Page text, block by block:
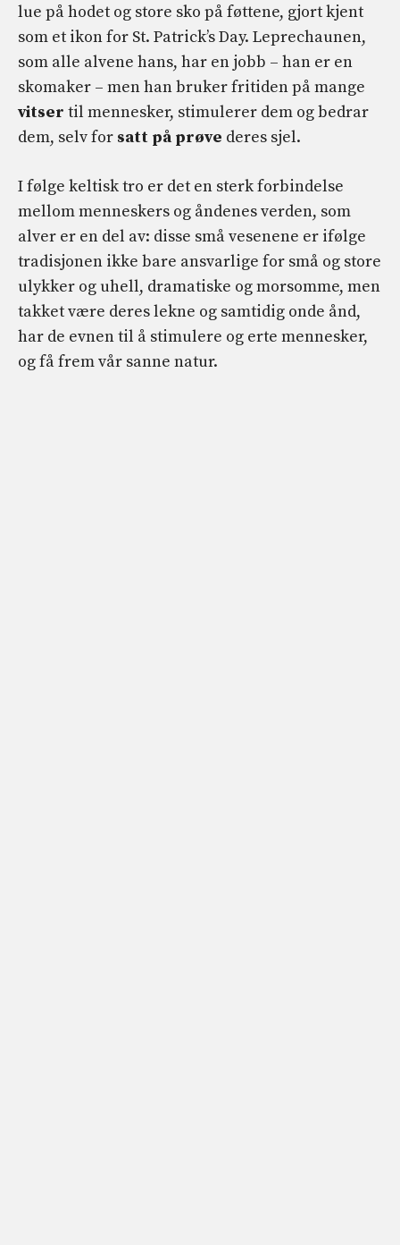
lue på hodet og store sko på føttene, gjort kjent
som et ikon for St. Patrick’s Day. Leprechaunen,
som alle alvene hans, har en jobb – han er en
skomaker – men han bruker fritiden på mange
vitser til mennesker, stimulerer dem og bedrar
dem, selv for satt på prøve deres sjel.
I følge keltisk tro er det en sterk forbindelse
mellom menneskers og åndenes verden, som
alver er en del av: disse små vesenene er ifølge
tradisjonen ikke bare ansvarlige for små og store
ulykker og uhell, dramatiske og morsomme, men
takket være deres lekne og samtidig onde ånd,
har de evnen til å stimulere og erte mennesker,
og få frem vår sanne natur.